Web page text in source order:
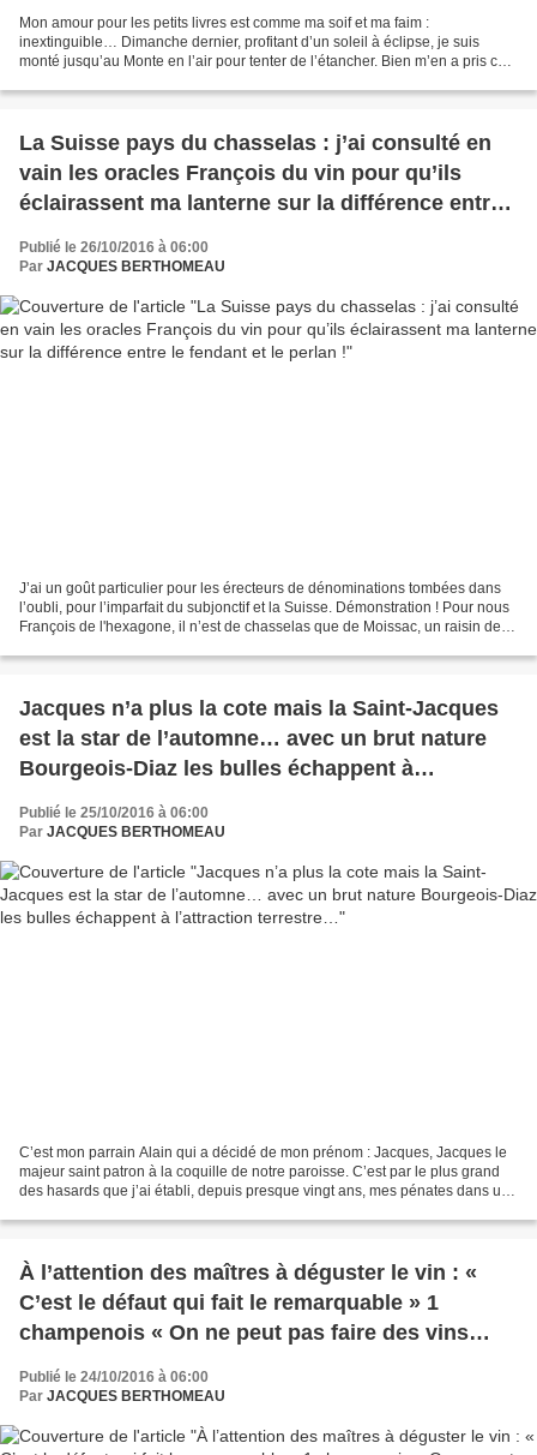
Mon amour pour les petits livres est comme ma soif et ma faim :
inextinguible… Dimanche dernier, profitant d’un soleil à éclipse, je suis
monté jusqu’au Monte en l’air pour tenter de l’étancher. Bien m’en a pris car
La Suisse pays du chasselas : j’ai consulté en
vain les oracles François du vin pour qu’ils
éclairassent ma lanterne sur la différence entre
le fendant et le perlan !
Publié le 26/10/2016 à 06:00
Par JACQUES BERTHOMEAU
J’ai un goût particulier pour les érecteurs de dénominations tombées dans
l’oubli, pour l’imparfait du subjonctif et la Suisse. Démonstration ! Pour nous
François de l'hexagone, il n’est de chasselas que de Moissac, un raisin de
Jacques n’a plus la cote mais la Saint-Jacques
est la star de l’automne… avec un brut nature
Bourgeois-Diaz les bulles échappent à
Publié le 25/10/2016 à 06:00
Par JACQUES BERTHOMEAU
C’est mon parrain Alain qui a décidé de mon prénom : Jacques, Jacques le
majeur saint patron à la coquille de notre paroisse. C’est par le plus grand
des hasards que j’ai établi, depuis presque vingt ans, mes pénates dans un
À l’attention des maîtres à déguster le vin : «
C’est le défaut qui fait le remarquable » 1
champenois « On ne peut pas faire des vins
parfaits, la perfection c’est chiant » JY Bizot.
Publié le 24/10/2016 à 06:00
Par JACQUES BERTHOMEAU